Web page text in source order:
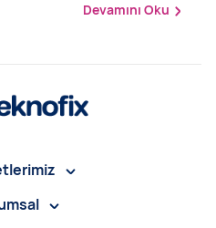
Devamını Oku